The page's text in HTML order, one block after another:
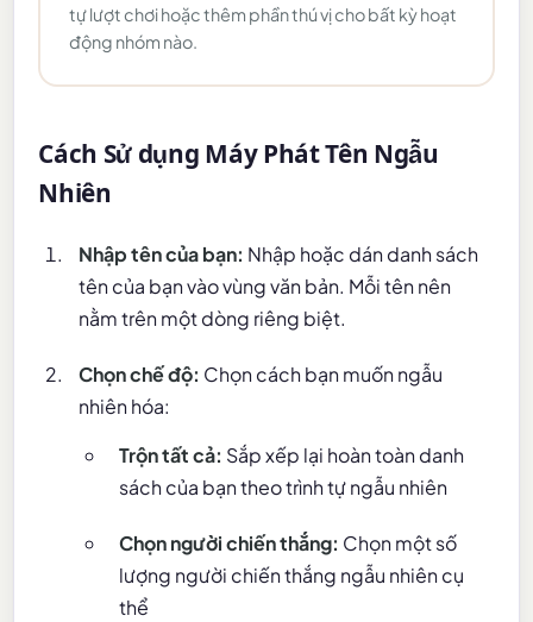
tự lượt chơi hoặc thêm phần thú vị cho bất kỳ hoạt
động nhóm nào.
Cách Sử dụng Máy Phát Tên Ngẫu
Nhiên
Nhập tên của bạn: Nhập hoặc dán danh sách
tên của bạn vào vùng văn bản. Mỗi tên nên
nằm trên một dòng riêng biệt.
Chọn chế độ: Chọn cách bạn muốn ngẫu
nhiên hóa:
Trộn tất cả: Sắp xếp lại hoàn toàn danh
sách của bạn theo trình tự ngẫu nhiên
Chọn người chiến thắng: Chọn một số
lượng người chiến thắng ngẫu nhiên cụ
thể